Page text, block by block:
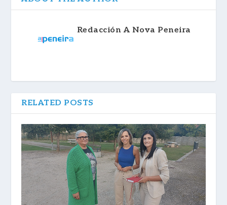
Redacción A Nova Peneira
RELATED POSTS